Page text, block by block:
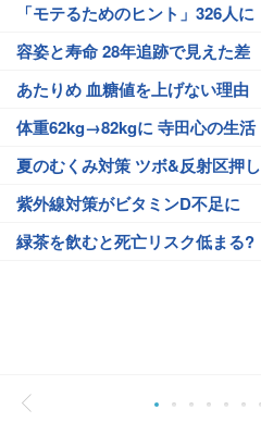
「モテるためのヒント」326人に
容姿と寿命 28年追跡で見えた差
あたりめ 血糖値を上げない理由
体重62kg→82kgに 寺田心の生活
夏のむくみ対策 ツボ&反射区押し
紫外線対策がビタミンD不足に
緑茶を飲むと死亡リスク低まる?